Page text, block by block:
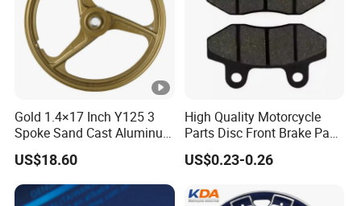
Gold 1.4×17 Inch Y125 3
Spoke Sand Cast Aluminum
Motorcycle Front Wheel Rim
for Disc Brake
US$18.60
High Quality Motorcycle
Parts Disc Front Brake Pad
Cbx Cg125 CD110
US$0.23-0.26